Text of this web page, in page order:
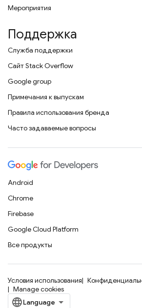
Мероприятия
Поддержка
Служба поддержки
Сайт Stack Overflow
Google group
Примечания к выпускам
Правила использования бренда
Часто задаваемые вопросы
Android
Chrome
Firebase
Google Cloud Platform
Все продукты
Условия использования
Manage cookies